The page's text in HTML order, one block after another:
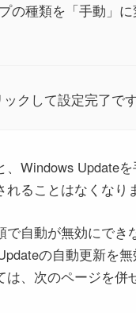
の種類を「手動」に
ックして設定完了です
Windows Update
ることはなくなり
で自動が無効にでき
の自動更新を
は、次のページを併